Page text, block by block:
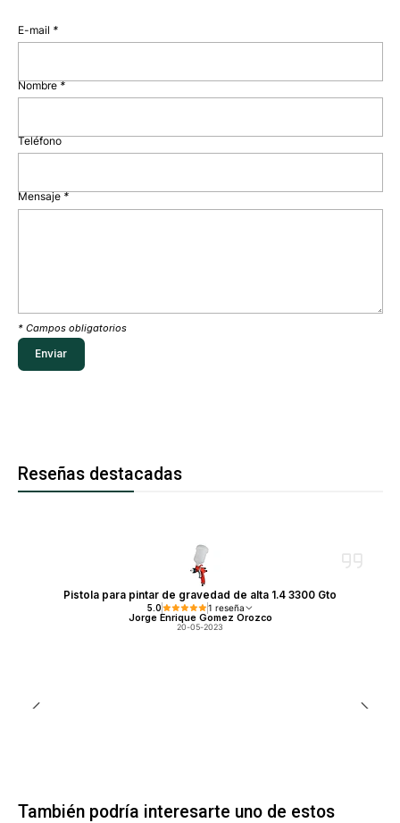
E-mail *
Nombre*
Teléfono
Mensaje *
* Campos obligatorios
Reseñas destacadas
Pistola para pintar de gravedad de alta 1.4 3300 Gto
5.0 1 reseña
Jorge Enrique Gomez Orozco
20-05-2023
También podría interesarte uno de estos